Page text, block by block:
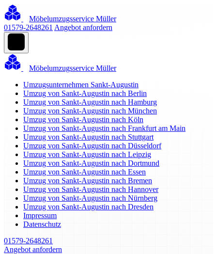
Möbelumzugsservice Müller
01579-2648261 Angebot anfordern
Möbelumzugsservice Müller
Umzugsunternehmen Sankt-Augustin
Umzug von Sankt-Augustin nach Berlin
Umzug von Sankt-Augustin nach Hamburg
Umzug von Sankt-Augustin nach München
Umzug von Sankt-Augustin nach Köln
Umzug von Sankt-Augustin nach Frankfurt am Main
Umzug von Sankt-Augustin nach Stuttgart
Umzug von Sankt-Augustin nach Düsseldorf
Umzug von Sankt-Augustin nach Leipzig
Umzug von Sankt-Augustin nach Dortmund
Umzug von Sankt-Augustin nach Essen
Umzug von Sankt-Augustin nach Bremen
Umzug von Sankt-Augustin nach Hannover
Umzug von Sankt-Augustin nach Nürnberg
Umzug von Sankt-Augustin nach Dresden
Impressum
Datenschutz
01579-2648261
Angebot anfordern